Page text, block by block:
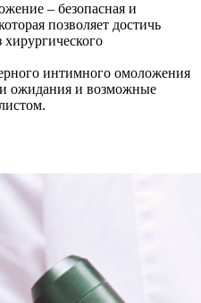
– безопасная и
позволяет достичь
хирургического
интимного омоложения
ожидания и возможные